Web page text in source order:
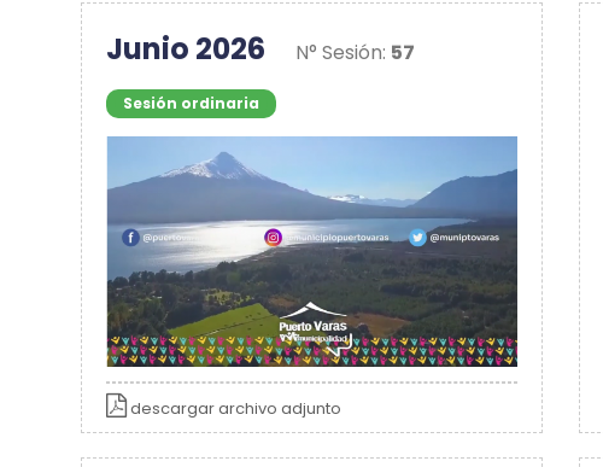
Junio 2026 N° Sesión: 57
Sesión ordinaria
descargar archivo adjunto